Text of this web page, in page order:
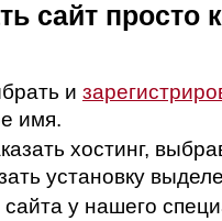
сайт просто
и
имя.
хостинг,
установку
сайта у нашего